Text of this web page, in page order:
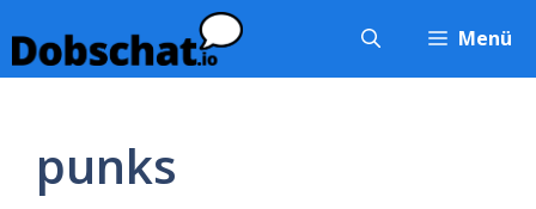
Inhalt
springen
Menü
punks